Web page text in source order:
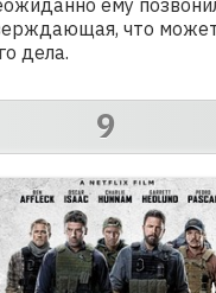
что
дела.